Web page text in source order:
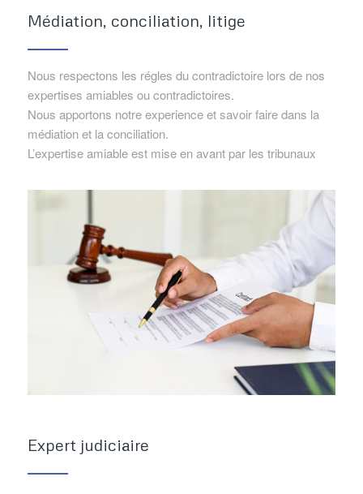
Médiation, conciliation, litige
Nous respectons les régles du contradictoire lors de nos
expertises amiables ou contradictoires.
Nous apportons notre experience et savoir faire dans la
médiation et la conciliation.
L’expertise amiable est mise en avant par les tribunaux
Expert judiciaire